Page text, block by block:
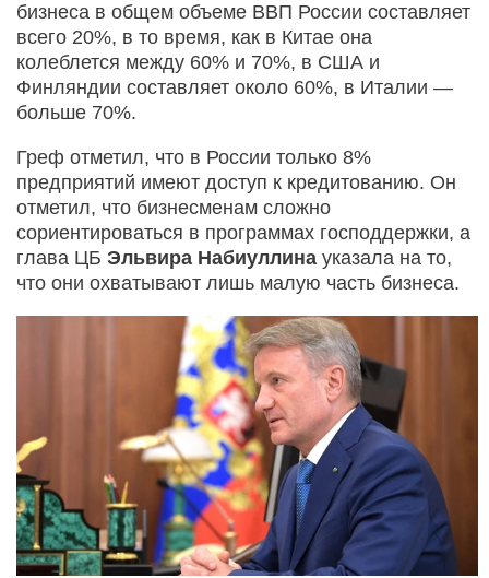
бизнеса в общем объеме ВВП России составляет
всего 20%, в то время, как в Китае она
колеблется между 60% и 70%, в США и
Финляндии составляет около 60%, в Италии —
больше 70%.
Греф отметил, что в России только 8%
предприятий имеют доступ к кредитованию. Он
отметил, что бизнесменам сложно
сориентироваться в программах господдержки, а
глава ЦБ Эльвира Набиуллина указала на то,
что они охватывают лишь малую часть бизнеса.